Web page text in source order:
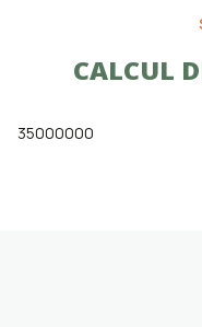
CALCUL
35000000